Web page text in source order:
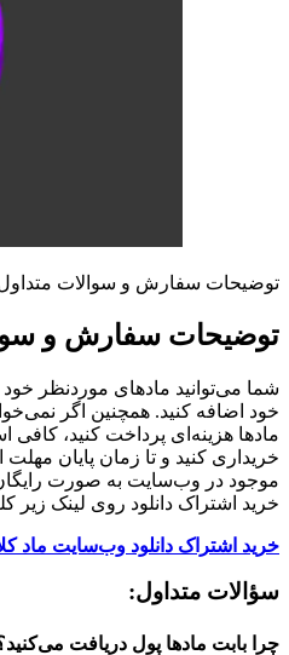
توضیحات سفارش و سوالات
توضیحات سفارش و
شما می‌توانید مادهای موردنظر
خود اضافه کنید. همچنین اگر
مادها هزینه‌ای پرداخت کنید، کافی
خریداری کنید و تا زمان پایان
موجود در وب‌سایت به صورت
خرید اشتراک دانلود روی لینک زیر
خرید اشتراک دانلود وب‌سایت ماد
سؤالات متداول:
چرا بابت مادها پول دریافت